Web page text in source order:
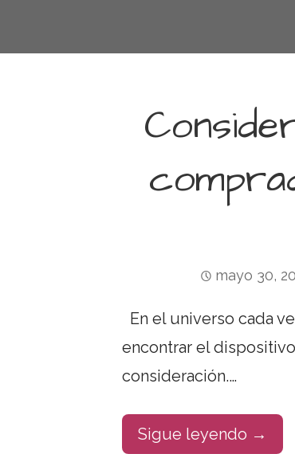
mayo 30,
En el universo cada
encontrar el
consideración.…
Sigue leyendo →